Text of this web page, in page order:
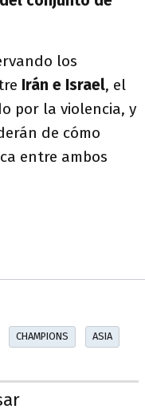
los
Irán e Israel, el
por la violencia, y
de cómo
entre ambos
CHAMPIONS ASIA